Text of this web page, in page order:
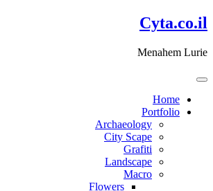
דלג
לתוכן
Cyta.co.il
Menahem Lurie
Home
Portfolio
Archaeology
City Scape
Grafiti
Landscape
Macro
Flowers